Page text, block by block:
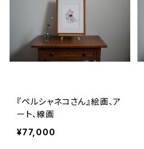
『ペルシャネコさん』絵画、ア
ート、線画
¥77,000